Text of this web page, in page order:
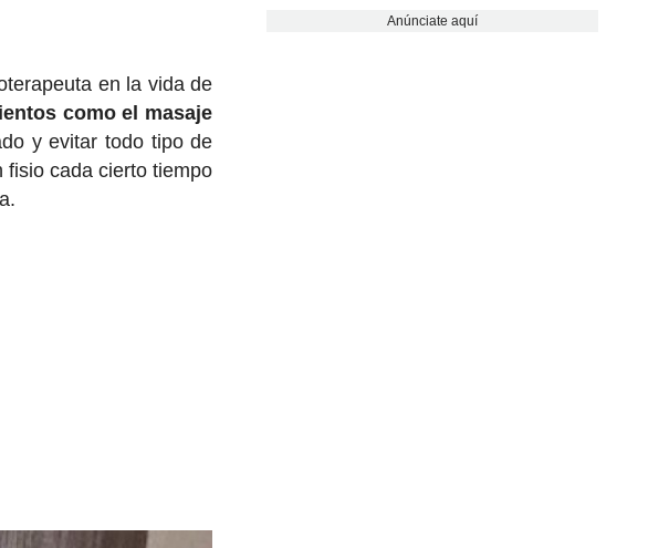
en la vida de
como el masaje
y evitar todo tipo de
fisio cada cierto tiempo
Anúnciate aquí